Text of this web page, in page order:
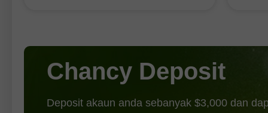
ini, manakala di Amerika
Chancy Deposit
Deposit akaun anda sebanyak $3,000 dan